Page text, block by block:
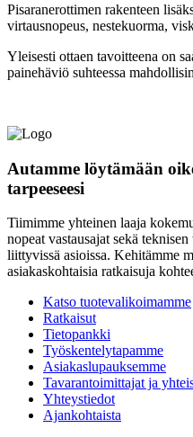
Pisaranerottimen rakenteen
virtausnopeus, nestekuorma,
Yleisesti ottaen tavoitteena on
painehäviö suhteessa
Autamme löytämään
tarpeeseesi
Tiimimme yhteinen laaja
nopeat vastausajat sekä
liittyvissä asioissa. Kehitämme
asiakaskohtaisia ratkaisuja
Katso tuotevalikoimamme
Ratkaisut
Tietopankki
Työskentelytapamme
Asiakaslupauksemme
Tavarantoimittajat ja
Yhteystiedot
Ajankohtaista